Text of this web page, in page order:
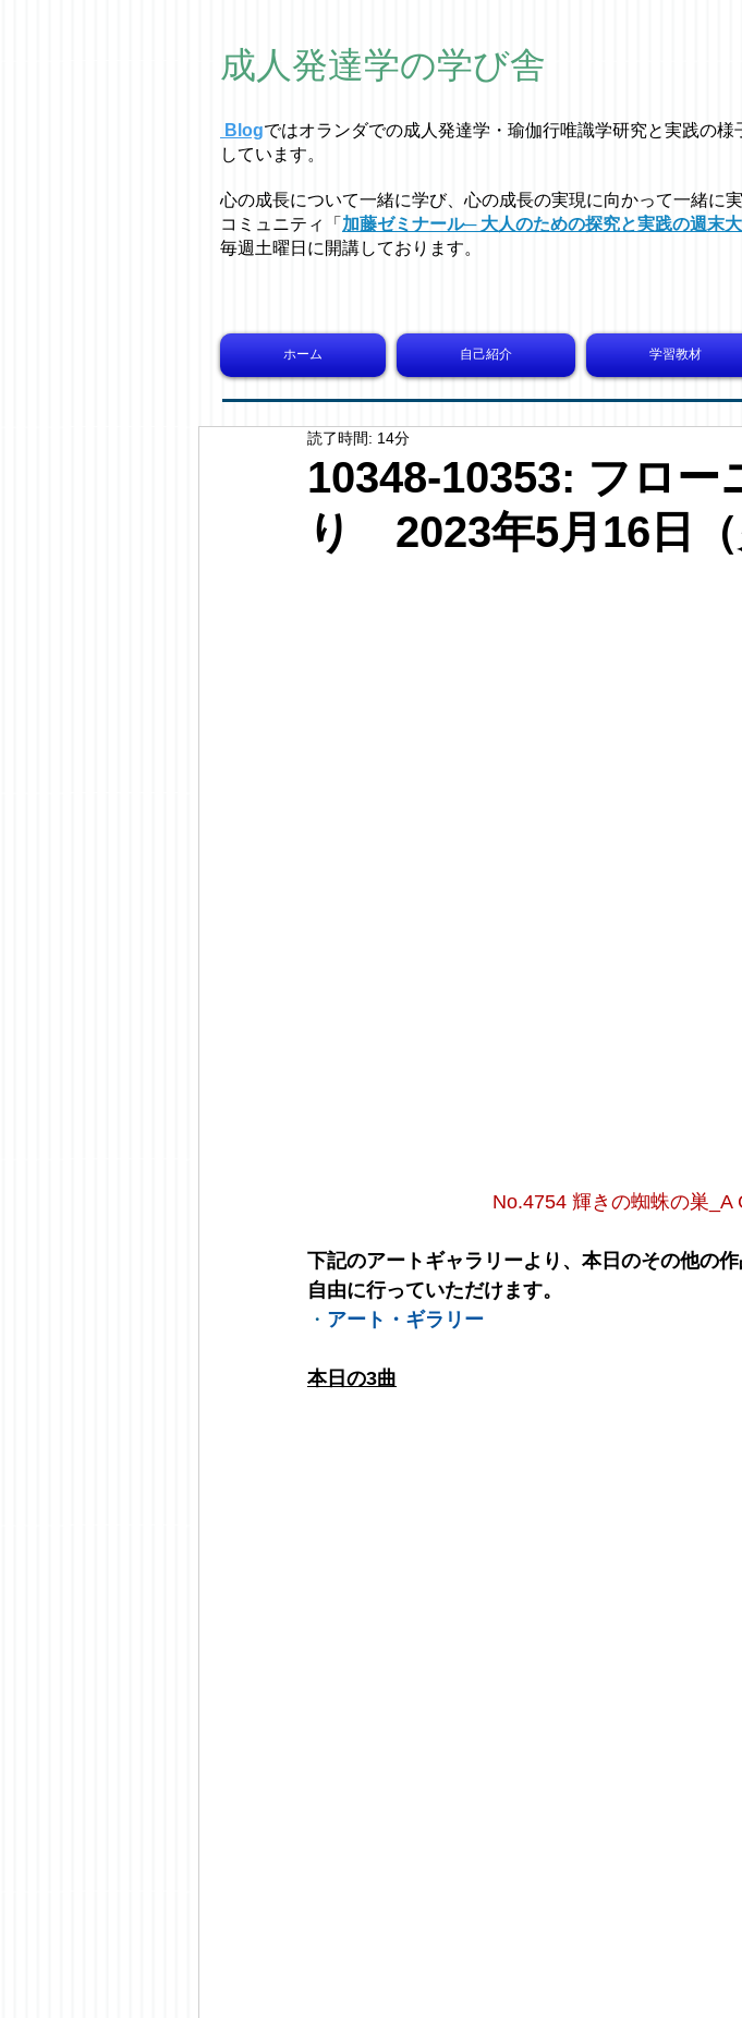
成人発達学の学び舎
Blogではオラ ンダでの成人発達学・ 瑜伽行唯識学研究と実践の様
しています。
心の成長について一緒に学び、心の成長の実現に向かって一緒に
コミュニティ「 加藤ゼミナール─ 大人のための探究と実践の週末
毎週土曜日に開講しております。
ホーム 自己紹介 学習教材
10348-10353: フロー
り 2023年5月16日（
読了時間: 14分
No.4754 輝きの蜘蛛の巣_A
下記のアートギャラリーより、本日のその他の
自由に行っていただけます。
・ アート・ギラリー
本日の3曲